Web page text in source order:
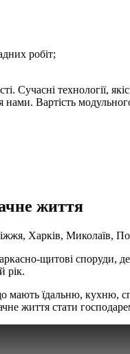
робіт;
Сучасні технології,
Вартість
життя
Харків, Миколаїв,
щитові споруди, де
рік.
мають їдальню,
життя стати